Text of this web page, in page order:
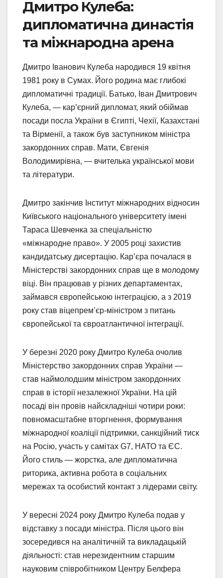
Дмитро Кулеба:
дипломатична династія
та міжнародна арена
Дмитро Іванович Кулеба народився 19 квітня
1981 року в Сумах. Його родина має глибокі
дипломатичні традиції. Батько, Іван Дмитрович
Кулеба, — кар’єрний дипломат, який обіймав
посади посла України в Єгипті, Чехії, Казахстані
та Вірменії, а також був заступником міністра
закордонних справ. Мати, Євгенія
Володимирівна, — вчителька української мови
та літератури.
Дмитро закінчив Інститут міжнародних відносин
Київського національного університету імені
Тараса Шевченка за спеціальністю
«міжнародне право». У 2005 році захистив
кандидатську дисертацію. Кар’єра почалася в
Міністерстві закордонних справ ще в молодому
віці. Він працював у різних департаментах,
займався європейською інтеграцією, а з 2019
року став віцепрем’єр-міністром з питань
європейської та євроатлантичної інтеграції.
У березні 2020 року Дмитро Кулеба очолив
Міністерство закордонних справ України —
став наймолодшим міністром закордонних
справ в історії незалежної України. На цій
посаді він провів найскладніші чотири роки:
повномасштабне вторгнення, формування
міжнародної коаліції підтримки, санкційний тиск
на Росію, участь у самітах G7, НАТО та ЄС.
Його стиль — жорстка, але дипломатична
риторика, активна робота в соціальних
мережах та особистий контакт з лідерами світу.
У вересні 2024 року Дмитро Кулеба подав у
відставку з посади міністра. Після цього він
зосередився на аналітичній та викладацькій
діяльності: став нерезидентним старшим
науковим співробітником Центру Белфера